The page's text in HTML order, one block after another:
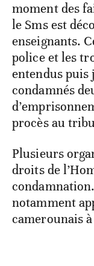
moment des
le Sms est
enseignants.
police et les
entendus puis
condamnés
procès au
Plusieurs
droits de
notamment
camerounais